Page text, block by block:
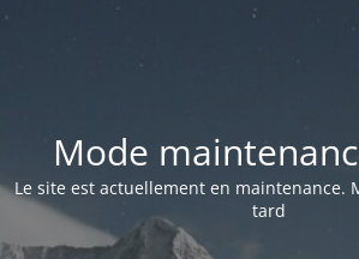
Mode
Le site est actuellement en maintenance.
tard